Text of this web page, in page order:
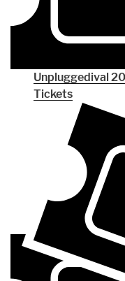
Unpluggedival
Tickets